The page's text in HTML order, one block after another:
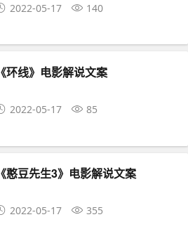
2022-05-17 140
《环线》电影解说文案
2022-05-17 85
《憨豆先生3》电影解说文案
2022-05-17 355